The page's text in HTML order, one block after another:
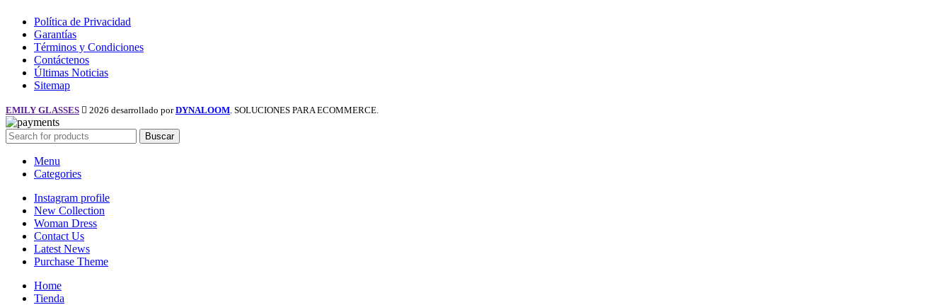
Política de Privacidad
Garantías
Términos y Condiciones
Contáctenos
Últimas Noticias
Sitemap
EMILY GLASSES 2026 desarrollado porDYNALOOM . SOLUCIONES PARA ECOMMERCE.
Buscar
Menu
Categories
Instagram profile
New Collection
Woman Dress
Contact Us
Latest News
Purchase Theme
Home
Tienda